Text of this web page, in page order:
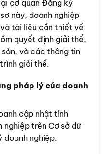
cơ quan Đăng ký
này, doanh nghiệp
tài liệu cần thiết về
quyết định giải thể,
và các thông tin
giải thể.
pháp lý của doanh
cập nhật tình
nghiệp trên Cơ sở dữ
doanh nghiệp.